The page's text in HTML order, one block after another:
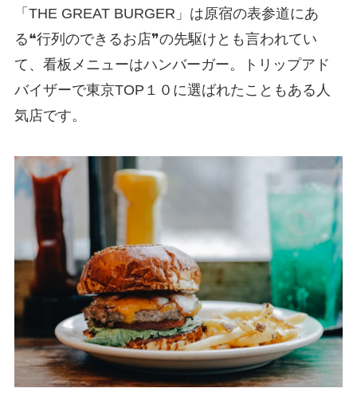
「THE GREAT BURGER」は原宿の表参道にあ
る❝行列のできるお店❞の先駆けとも言われてい
て、看板メニューはハンバーガー。トリップアド
バイザーで東京TOP１０に選ばれたこともある人
気店です。